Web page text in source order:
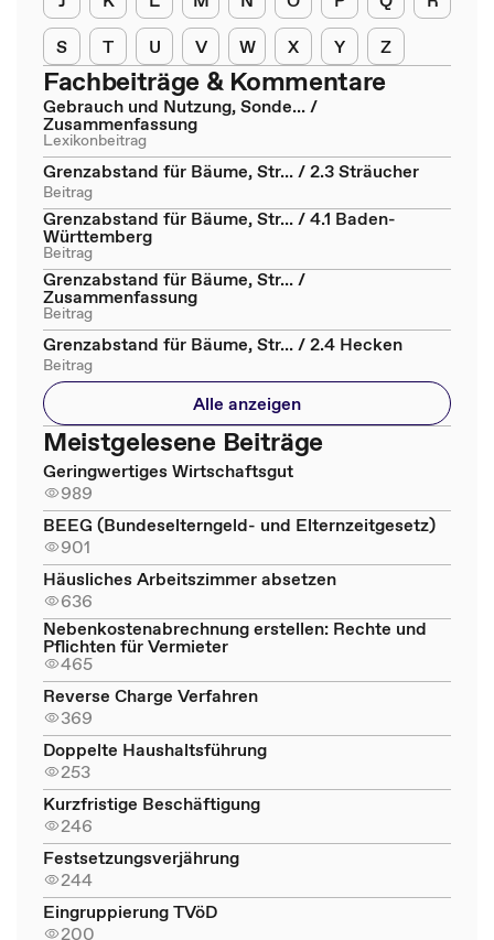
S
T U V W X Y Z
Fachbeiträge & Kommentare
Gebrauch und Nutzung, Sonde... /
Zusammenfassung
Lexikonbeitrag
Grenzabstand für Bäume, Str... / 2.3 Sträucher
Beitrag
Grenzabstand für Bäume, Str... / 4.1 Baden-
Württemberg
Beitrag
Grenzabstand für Bäume, Str... /
Zusammenfassung
Beitrag
Grenzabstand für Bäume, Str... / 2.4 Hecken
Beitrag
Alle anzeigen
Meistgelesene Beiträge
Geringwertiges Wirtschaftsgut
989
BEEG (Bundeselterngeld- und Elternzeitgesetz)
901
Häusliches Arbeitszimmer absetzen
636
Nebenkostenabrechnung erstellen: Rechte und
Pflichten für Vermieter
465
Reverse Charge Verfahren
369
Doppelte Haushaltsführung
253
Kurzfristige Beschäftigung
246
Festsetzungsverjährung
244
Eingruppierung TVöD
200